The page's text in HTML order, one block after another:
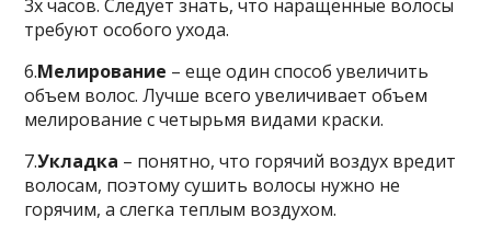
3х часов. Следует знать, что наращенные волосы
требуют особого ухода.
6.Мелирование – еще один способ увеличить
объем волос. Лучше всего увеличивает объем
мелирование с четырьмя видами краски.
7.Укладка – понятно, что горячий воздух вредит
волосам, поэтому сушить волосы нужно не
горячим, а слегка теплым воздухом.